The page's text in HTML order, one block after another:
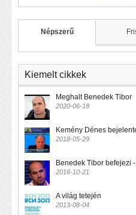
Népszerű
Kiemelt cikkek
Meghalt Benedek Tibor
2020-06-18
Kemény Dénes
2018-05-29
Benedek Tibor befejezi
2016-10-21
A világ tetején
2013-08-04